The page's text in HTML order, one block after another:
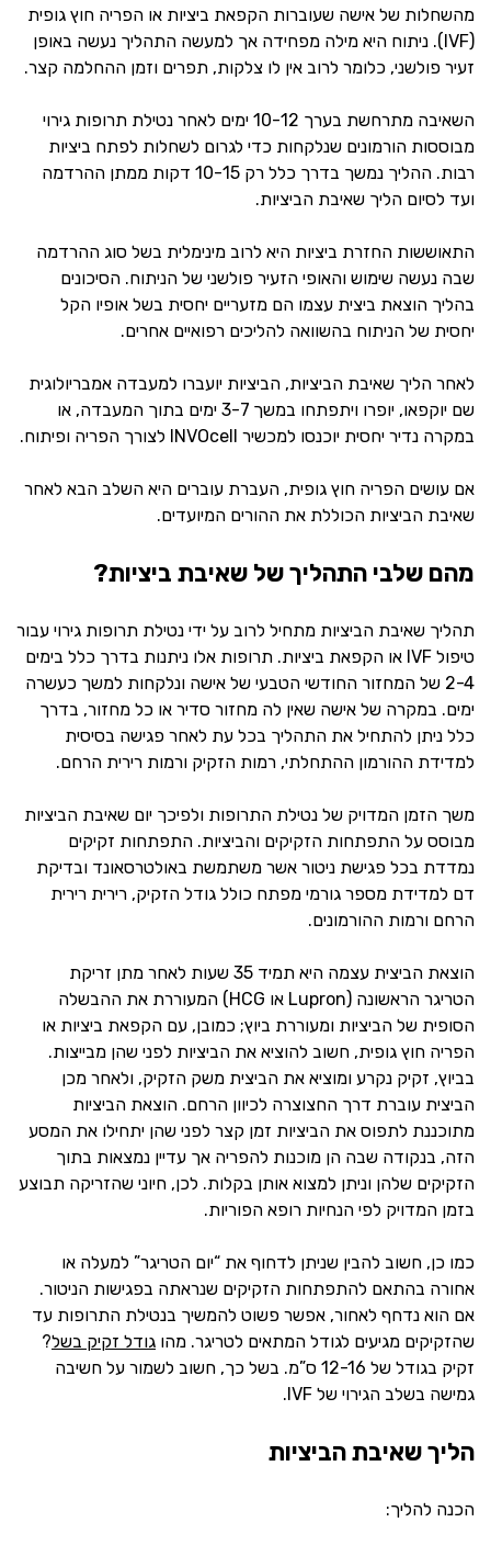
מהשחלות של אישה שעוברות הקפאת ביציות או הפריה חוץ גופית
(IVF). ניתוח היא מילה מפחידה אך למעשה התהליך נעשה באופן
זעיר פולשני, כלומר לרוב אין לו צלקות, תפרים וזמן ההחלמה קצר.
השאיבה מתרחשת בערך 10-12 ימים לאחר נטילת תרופות גירוי
מבוססות הורמונים שנלקחות כדי לגרום לשחלות לפתח ביציות
רבות. ההליך נמשך בדרך כלל רק 10-15 דקות ממתן ההרדמה
ועד לסיום הליך שאיבת הביציות.
התאוששות החזרת ביציות היא לרוב מינימלית בשל סוג ההרדמה
שבה נעשה שימוש והאופי הזעיר פולשני של הניתוח. הסיכונים
בהליך הוצאת ביצית עצמו הם מזעריים יחסית בשל אופיו הקל
יחסית של הניתוח בהשוואה להליכים רפואיים אחרים.
לאחר הליך שאיבת הביציות, הביציות יועברו למעבדה אמבריולוגית
שם יוקפאו, יופרו ויתפתחו במשך 3-7 ימים בתוך המעבדה, או
במקרה נדיר יחסית יוכנסו למכשיר INVOcell לצורך הפריה ופיתוח.
אם עושים הפריה חוץ גופית, העברת עוברים היא השלב הבא לאחר
שאיבת הביציות הכוללת את ההורים המיועדים.
מהם שלבי התהליך של שאיבת ביציות?
תהליך שאיבת הביציות מתחיל לרוב על ידי נטילת תרופות גירוי עבור
טיפול IVF או הקפאת ביציות. תרופות אלו ניתנות בדרך כלל בימים
2-4 של המחזור החודשי הטבעי של אישה ונלקחות למשך כעשרה
ימים. במקרה של אישה שאין לה מחזור סדיר או כל מחזור, בדרך
כלל ניתן להתחיל את התהליך בכל עת לאחר פגישה בסיסית
למדידת ההורמון ההתחלתי, רמות הזקיק ורמות רירית הרחם.
משך הזמן המדויק של נטילת התרופות ולפיכך יום שאיבת הביציות
מבוסס על התפתחות הזקיקים והביציות. התפתחות זקיקים
נמדדת בכל פגישת ניטור אשר משתמשת באולטרסאונד ובדיקת
דם למדידת מספר גורמי מפתח כולל גודל הזקיק, רירית רירית
הרחם ורמות ההורמונים.
הוצאת הביצית עצמה היא תמיד 35 שעות לאחר מתן זריקת
הטריגר הראשונה (Lupron או HCG) המעוררת את ההבשלה
הסופית של הביציות ומעוררת ביוץ; כמובן, עם הקפאת ביציות או
הפריה חוץ גופית, חשוב להוציא את הביציות לפני שהן מבייצות.
בביוץ, זקיק נקרע ומוציא את הביצית משק הזקיק, ולאחר מכן
הביצית עוברת דרך החצוצרה לכיוון הרחם. הוצאת הביציות
מתוכננת לתפוס את הביציות זמן קצר לפני שהן יתחילו את המסע
הזה, בנקודה שבה הן מוכנות להפריה אך עדיין נמצאות בתוך
הזקיקים שלהן וניתן למצוא אותן בקלות. לכן, חיוני שהזריקה תבוצע
בזמן המדויק לפי הנחיות רופא הפוריות.
כמו כן, חשוב להבין שניתן לדחוף את “יום הטריגר” למעלה או
אחורה בהתאם להתפתחות הזקיקים שנראתה בפגישות הניטור.
אם הוא נדחף לאחור, אפשר פשוט להמשיך בנטילת התרופות עד
שהזקיקים מגיעים לגודל המתאים לטריגר. מהו גודל זקיק בשל?
זקיק בגודל של 12-16 ס”מ. בשל כך, חשוב לשמור על חשיבה
גמישה בשלב הגירוי של IVF.
הליך שאיבת הביציות
הכנה להליך: